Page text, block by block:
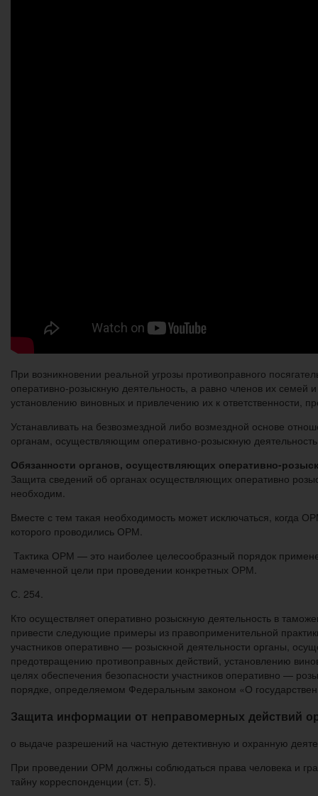
При возникновении реальной угрозы противоправного
оперативно-розыскную деятельность, а равно членов их
установлению виновных и привлечению их к ответственности,
Устанавливать на безвозмездной либо возмездной основе
органам, осуществляющим оперативно-розыскную
Обязанности органов, осуществляющих оперативно-
Защита сведений об органах осуществляющих оперативно
необходим.
Вместе с тем такая необходимость может исключаться, когда
которого проводились ОРМ.
Тактика ОРМ — это наиболее целесообразный порядок
намеченной цели при проведении конкретных ОРМ.
С. 254.
Кто осуществляет оперативно розыскную деятельность в
привести следующие примеры из правоприменительной
участников оперативно — розыскной деятельности органы,
предотвращению противоправных действий, установлению
целях обеспечения безопасности участников оперативно —
порядке, определяемом Федеральным законом «О
Защита информации от неправомерных действий
о выдаче разрешений на частную детективную и охранную
При проведении ОРМ должны соблюдаться права человека и
тайну корреспонденции (ст. 5).